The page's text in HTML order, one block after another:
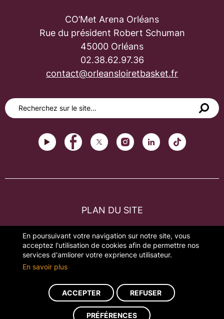
En poursuivant votre navigation sur notre site, vous
acceptez l'utilisation de cookies afin de permettre nos
services d'amliorer votre exprience utilisateur.
En savoir plus
ACCEPTER REFUSER
PRÉFÉRENCES
CO’Met Arena Orléans
Rue du président Robert Schuman
45000 Orléans
02.38.62.97.36
contact@orleansloiretbasket.fr
PLAN DU SITE
MENTIONS LÉGALES
GESTION DES COOKIES
Réalisation du site : ads-COM